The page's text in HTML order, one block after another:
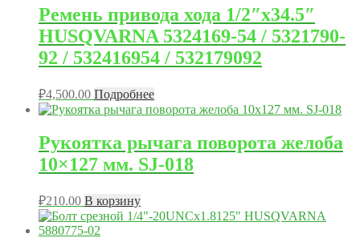
Ремень привода хода 1/2″x34.5″
HUSQVARNA 5324169-54 / 5321790-
92 / 532416954 / 532179092
₽4,500.00 Подробнее
Рукоятка рычага поворота желоба
10×127 мм. SJ-018
₽210.00 В корзину